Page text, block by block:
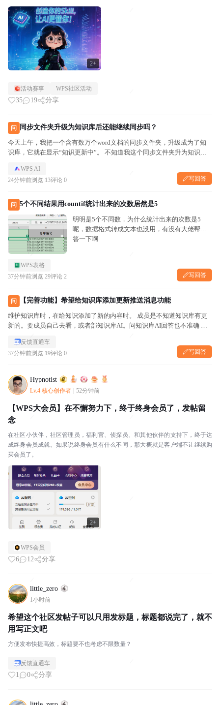
2+
题扩展到更广阔的AI世界！...
活动赛事 WPS社区活动
35 19 分享
问 同步文件夹升级为知识库后还能继续同步吗？
今天上午，我把一个含有数万个word文档的同步文件夹，升级成为了知
识库，它就在显示“知识更新中”。 不知道我这个同步文件夹升为知识库
WPS AI
24分钟前浏览 13评论 0 写回答
问 5个不同结果用countif统计出来的次数居然是5
明明是5个不同数，为什么统计出来的次数是5
呢，数据格式转成文本也没用，有没有大佬帮解
答一下啊
WPS表格
37分钟前浏览 29评论 2 写回答
问 【完善功能】希望给知识库添加更新推送消息功能
维护知识库时，在给知识添加了新的内容时。 成员是不知道知识库有更
新的。要成员自己去看，或者部知识库AI。问知识库AI回答也不准确 我
还希望有自动的日志功能。比如按日期汇总文件，分成两类：修改的...
反馈直通车
37分钟前浏览 19评论 0 写回答
Hypnotist
Lv.4 核心创作者 52分钟前
2+
【WPS大会员】在不懈努力下，终于终身会员了，发帖留
念
在社区小伙伴，社区管理员，福利官、侦探员、和其他伙伴的支持下，终于达
成终身会员成就。如果说终身会员有什么不同，那大概就是客户端不让继续购
买会员了。
WPS会员
6 12 分享
little_zero
1小时前
希望这个社区发帖子可以只用发标题，标题都说完了，就不
用写正文吧
方便发布快捷高效，标题要不也考虑不限数量？
反馈直通车
1 0 分享